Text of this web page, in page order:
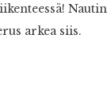
Nautin
arkea siis.